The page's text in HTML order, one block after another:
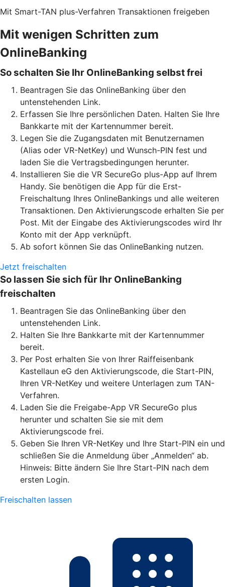
Mit Smart-TAN plus-Verfahren Transaktionen freigeben
Mit wenigen Schritten zum
OnlineBanking
So schalten Sie Ihr OnlineBanking selbst frei
Beantragen Sie das OnlineBanking über den
untenstehenden Link.
Erfassen Sie Ihre persönlichen Daten. Halten Sie Ihre
Bankkarte mit der Kartennummer bereit.
Legen Sie die Zugangsdaten mit Benutzernamen
(Alias oder VR-NetKey) und Wunsch-PIN fest und
laden Sie die Vertragsbedingungen herunter.
Installieren Sie die VR SecureGo plus-App auf Ihrem
Handy. Sie benötigen die App für die Erst-
Freischaltung Ihres OnlineBankings und alle weiteren
Transaktionen. Den Aktivierungscode erhalten Sie per
Post. Mit der Eingabe des Aktivierungscodes wird Ihr
Konto mit der App verknüpft.
Ab sofort können Sie das OnlineBanking nutzen.
Jetzt freischalten
So lassen Sie sich für Ihr OnlineBanking
freischalten
Beantragen Sie das OnlineBanking über den
untenstehenden Link.
Halten Sie Ihre Bankkarte mit der Kartennummer
bereit.
Per Post erhalten Sie von Ihrer Raiffeisenbank
Kastellaun eG den Aktivierungscode, die Start-PIN,
Ihren VR-NetKey und weitere Unterlagen zum TAN-
Verfahren.
Laden Sie die Freigabe-App VR SecureGo plus
herunter und schalten Sie sie mit dem
Aktivierungscode frei.
Geben Sie Ihren VR-NetKey und Ihre Start-PIN ein und
schließen Sie die Anmeldung über „Anmelden“ ab.
Hinweis: Bitte ändern Sie Ihre Start-PIN nach dem
ersten Login.
Freischalten lassen